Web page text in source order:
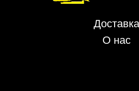
Доставка
О нас